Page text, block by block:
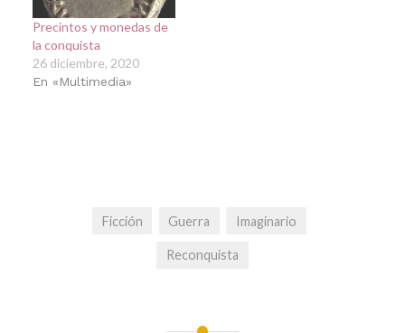
Precintos y monedas de
la conquista
26 diciembre, 2020
En «Multimedia»
Ficción Guerra Imaginario
Reconquista